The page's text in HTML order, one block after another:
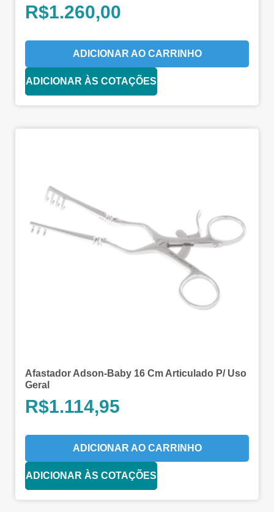
R$1.260,00
ADICIONAR AO CARRINHO
ADICIONAR ÀS COTAÇÕES
Afastador Adson-Baby 16 Cm Articulado P/ Uso
Geral
R$1.114,95
ADICIONAR AO CARRINHO
ADICIONAR ÀS COTAÇÕES